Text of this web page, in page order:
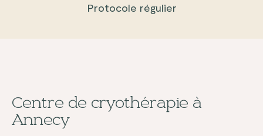
Protocole régulier
Centre de cryothérapie à
Annecy